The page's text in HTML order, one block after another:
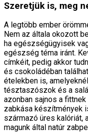
Szeretjük is, meg
A legtöbb ember
Nem az általa okozott
ha egészségügyisek
egészség téma iránt.
címkéit, pedig akkor
és csokoládéban
ételekben is,
tésztaszószok és a
azonban sajnos a
zabkása készítmények
származó üres kalóriát,
magunk által natúr